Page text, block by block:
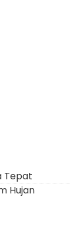
Tepat
Hujan